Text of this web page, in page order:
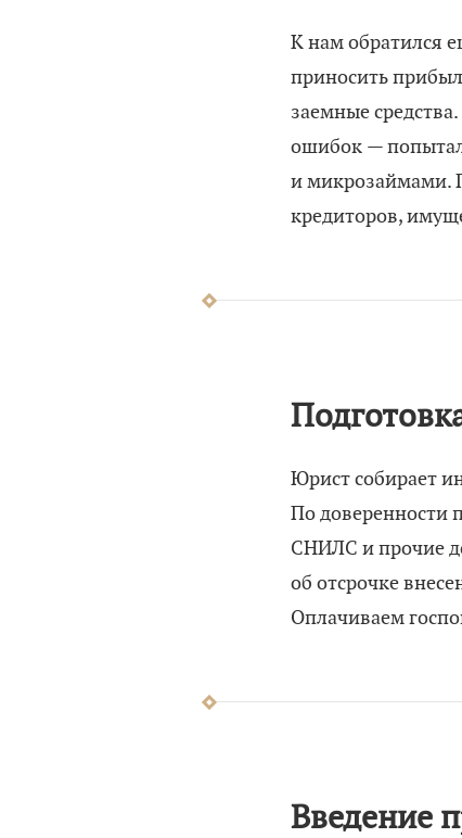
К нам обратился
приносить
заемные
ошибок —
и микрозаймами.
кредиторов,
Юрист собирает
По доверенности
СНИЛС и прочие
об отсрочке
Оплачиваем
Введение